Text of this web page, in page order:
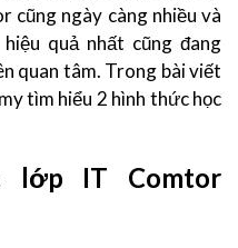
cũng ngày càng nhiều và
quả nhất cũng đang
quan tâm. Trong bài viết
tìm hiểu 2 hình thức học
lớp IT Comtor